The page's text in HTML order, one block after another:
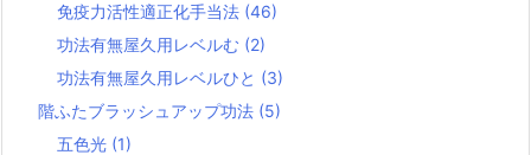
免疫力活性適正化手当法 (46)
功法有無屋久用レベルむ (2)
功法有無屋久用レベルひと (3)
階ふたブラッシュアップ功法 (5)
五色光 (1)